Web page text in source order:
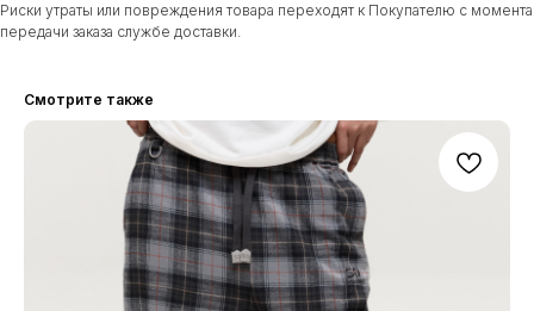
Риски утраты или повреждения товара переходят к Покупателю с момента
передачи заказа службе доставки.
Смотрите также
Будьте первым, кто узнает о наших новостях и
специальных предложениях:
*
НОВОСТИ И АКЦИИ
КАТАЛОГ